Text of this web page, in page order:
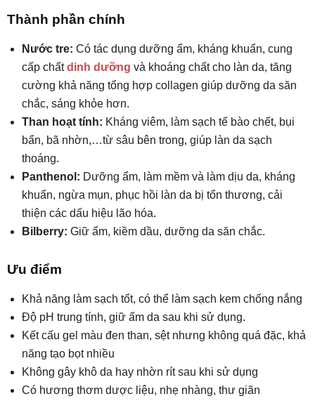
Thành phần chính
Nước tre: Có tác dụng dưỡng ẩm, kháng khuẩn, cung
cấp chấtdinh dưỡng và khoáng chất cho làn da, tăng
cường khả năng tổng hợp collagen giúp dưỡng da săn
chắc, sáng khỏe hơn.
Than hoạt tính: Kháng viêm, làm sạch tế bào chết, bụi
bẩn, bã nhờn,…từ sâu bên trong, giúp làn da sạch
thoáng.
Panthenol: Dưỡng ẩm, làm mềm và làm dịu da, kháng
khuẩn, ngừa mụn, phục hồi làn da bị tổn thương, cải
thiện các dấu hiệu lão hóa.
Bilberry: Giữ ẩm, kiềm dầu, dưỡng da săn chắc.
Ưu điểm
Khả năng làm sạch tốt, có thể làm sạch kem chống nắng
Độ pH trung tính, giữ ẩm da sau khi sử dụng.
Kết cấu gel màu đen than, sệt nhưng không quá đặc, khả
năng tạo bọt nhiều
Không gây khô da hay nhờn rít sau khi sử dụng
Có hương thơm dược liệu, nhẹ nhàng, thư giãn